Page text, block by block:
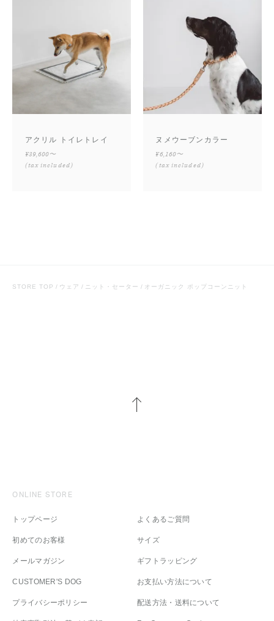
アクリル トイレトレイ
¥39,600〜
(tax included)
ヌメウーブンカラー
¥6,160〜
(tax included)
STORE TOP ウェア ニット・セーター オーガニック ポップコーンニット
ONLINE STORE
トップページ
初めてのお客様
メールマガジン
CUSTOMER'S DOG
プライバシーポリシー
よくあるご質問
サイズ
ギフトラッピング
お支払い方法について
配送方法・送料について